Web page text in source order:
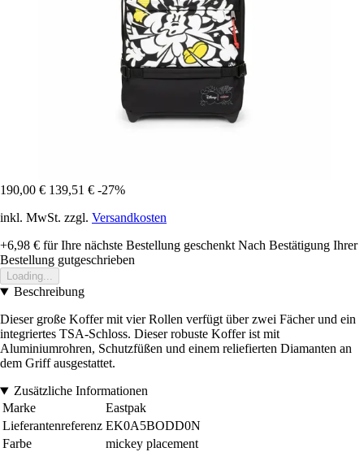
190,00 € 139,51 € -27%
inkl. MwSt. zzgl. Versandkosten
+6,98 € für Ihre nächste Bestellung geschenkt Nach Bestätigung Ihrer
Bestellung gutgeschrieben
Loading...
Beschreibung
Dieser große Koffer mit vier Rollen verfügt über zwei Fächer und ein
integriertes TSA-Schloss. Dieser robuste Koffer ist mit
Aluminiumrohren, Schutzfüßen und einem reliefierten Diamanten an
dem Griff ausgestattet.
Zusätzliche Informationen
Marke
Eastpak
Lieferantenreferenz EK0A5BODD0N
Farbe
mickey placement